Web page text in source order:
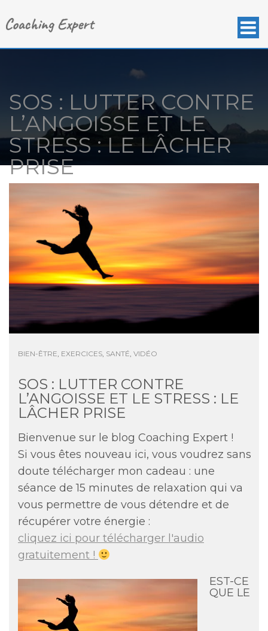
SOS : LUTTER CONTRE
L’ANGOISSE ET LE
STRESS : LE LÂCHER
PRISE
BIEN-ÊTRE, EXERCICES, SANTÉ, VIDÉO
SOS : LUTTER CONTRE
L’ANGOISSE ET LE STRESS : LE
LÂCHER PRISE
Bienvenue sur le blog Coaching Expert !
Si vous êtes nouveau ici, vous voudrez sans
doute télécharger mon cadeau : une
séance de 15 minutes de relaxation qui va
vous permettre de vous détendre et de
récupérer votre énergie :
cliquez ici pour télécharger l'audio
gratuitement !
EST-CE
QUE LE